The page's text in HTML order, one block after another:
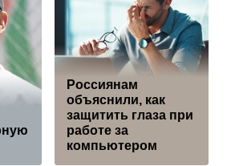
Россиянам
объяснили, как
защитить глаза при
работе за
компьютером